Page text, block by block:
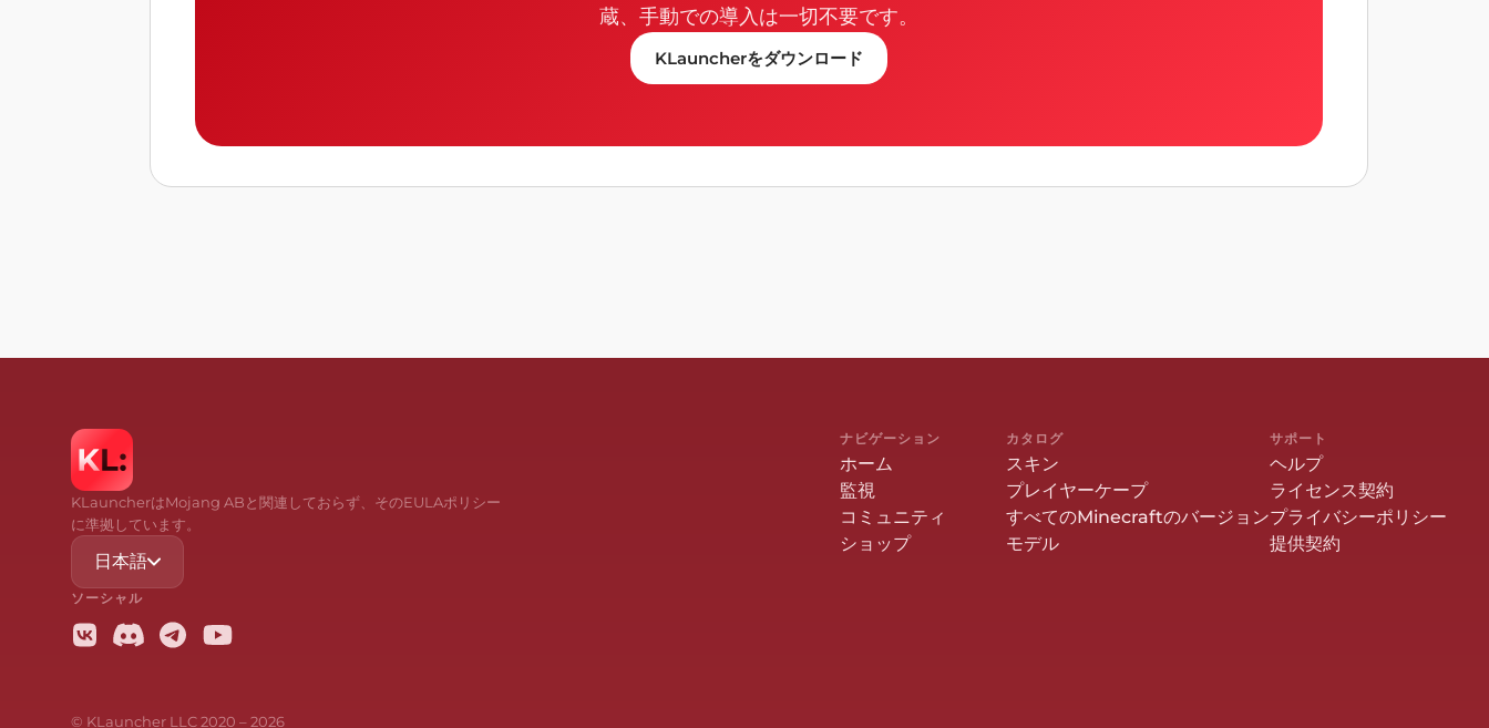
蔵、手動での導入は一切不要です。
KLauncherをダウンロード
KLauncherはMojang ABと関連しておらず、そのEULAポリシー
に準拠しています。
日本語
ソーシャル
ナビゲーション
ホーム
監視
コミュニティ
ショップ
カタログ
スキン
プレイヤーケープ
すべてのMinecraftのバージョン
モデル
サポート
ヘルプ
ライセンス契約
プライバシーポリシー
提供契約
© KLauncher LLC 2020 –2026